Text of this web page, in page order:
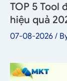
TOP 5 Tool
hiệu quả
07-08-2026 /